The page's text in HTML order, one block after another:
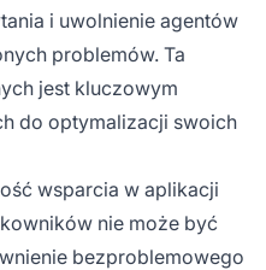
i uwolnienie agentów
problemów. Ta
jest kluczowym
do optymalizacji swoich
wsparcia w aplikacji
nie może być
bezproblemowego